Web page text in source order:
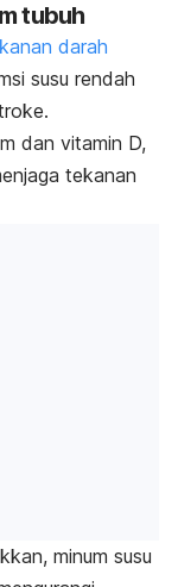
tubuh
darah
susu rendah
dan vitamin D,
tekanan
minum susu